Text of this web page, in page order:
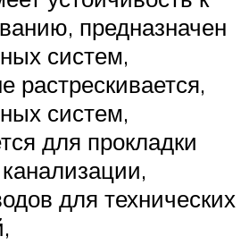
предназначен
систем,
растрескивается,
систем,
для прокладки
для технических